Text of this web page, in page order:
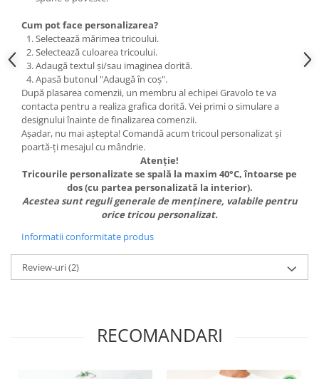
Cum pot face personalizarea?
Selectează mărimea tricoului.
Selectează culoarea tricoului.
Adaugă textul și/sau imaginea dorită.
Apasă butonul "Adaugă în coș".
După plasarea comenzii, un membru al echipei Gravolo te va
contacta pentru a realiza grafica dorită. Vei primi o simulare a
designului înainte de finalizarea comenzii.
Așadar, nu mai aștepta! Comandă acum tricoul personalizat și
poartă-ți mesajul cu mândrie.
Atenție!
Tricourile personalizate se spală la maxim 40°C, întoarse pe
dos (cu partea personalizată la interior).
Acestea sunt reguli generale de menținere, valabile pentru
orice tricou personalizat.
Informatii conformitate produs
Review-uri(2)
RECOMANDARI